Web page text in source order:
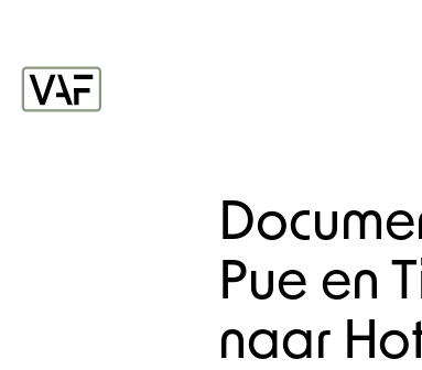
Pue en
naar